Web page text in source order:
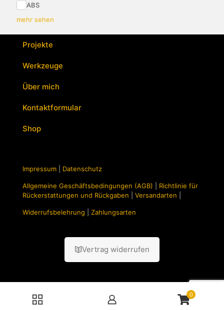
ABS
mehr sehen
Projekte
Werkzeuge
Über mich
Kontaktformular
Shop
Impressum Datenschutz
Allgemeine Geschäftsbedingungen (AGB)
Richtlinie für
Rückerstattungen und Rückgaben
Versandarten
Widerrufsbelehrung Zahlungsarten
Vertrag widerrufen
0